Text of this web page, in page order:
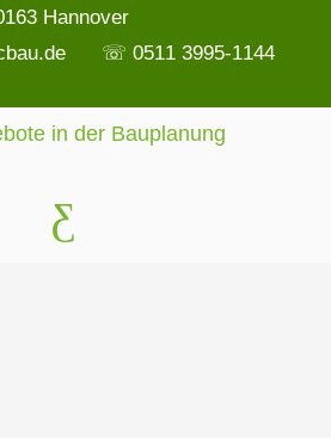
Hannover
☏ 0511 3995-1144